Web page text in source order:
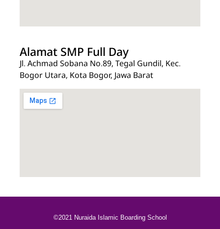
Alamat SMP Full Day
Jl. Achmad Sobana No.89, Tegal Gundil, Kec.
Bogor Utara, Kota Bogor, Jawa Barat
©2021 Nuraida Islamic Boarding School